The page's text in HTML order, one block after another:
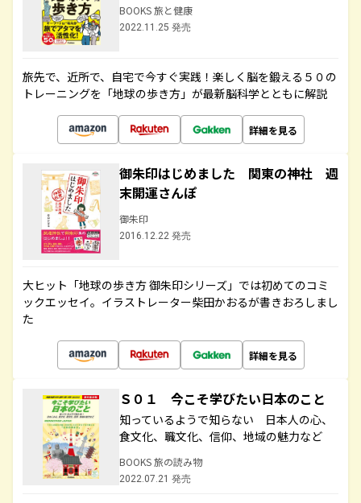
BOOKS 旅と健康
2022.11.25 発売
旅先で、近所で、自宅で今すぐ実践！楽しく脳を鍛える５０の
トレーニングを「地球の歩き方」が最新脳科学とともに解説
詳細を見る
御朱印はじめました 関東の神社 週
末開運さんぽ
御朱印
2016.12.22 発売
大ヒット「地球の歩き方 御朱印シリーズ」では初めてのコミ
ックエッセイ。イラストレーター柴田かおるが書きおろしまし
た
詳細を見る
Ｓ０１ 今こそ学びたい日本のこと
知っているようで知らない 日本人の心、
食文化、職文化、信仰、地域の魅力など
BOOKS 旅の読み物
2022.07.21 発売